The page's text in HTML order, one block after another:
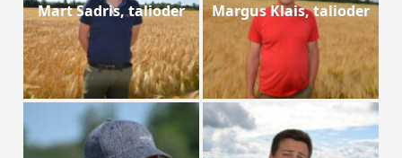
Mart Sadris, talioder Margus Klais, talioder